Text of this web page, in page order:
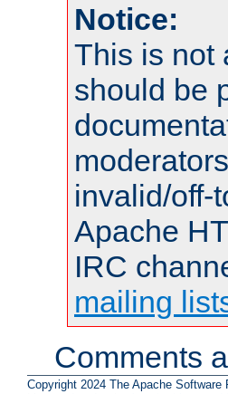
Notice:
This is not
should be
invalid/off-
Apache
IRC
mailing
Comments
Copyright 2024 The Apache Software